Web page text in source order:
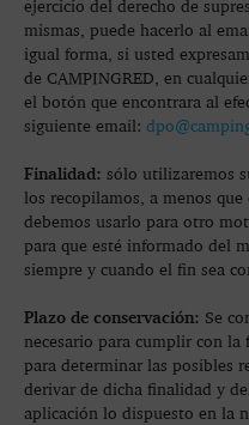
ejercicio del derecho de
mismas, puede hacerlo al
igual forma, si usted
de CAMPINGRED, en
el botón que encontrara al
siguiente email:
Finalidad: sólo utilizaremos
los recopilamos, a menos
debemos usarlo para otro
para que esté informado del
siempre y cuando el fin sea
Plazo de conservación: Se
necesario para cumplir con la
para determinar las posibles
derivar de dicha finalidad y
aplicación lo dispuesto en la